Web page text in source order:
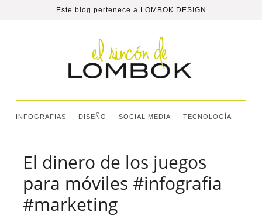
Este blog pertenece a LOMBOK DESIGN
INFOGRAFIAS DISEÑO SOCIAL MEDIA TECNOLOGÍA
El dinero de los juegos
para móviles #infografia
#marketing